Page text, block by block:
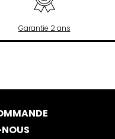
Garantie 2 ans